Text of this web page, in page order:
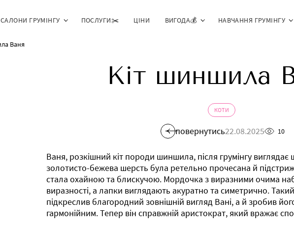
САЛОНИ ГРУМІНГУ ПОСЛУГИ✂️ ЦІНИ ВИГОДА💰 НАВЧАННЯ ГРУМІНГУ
Ваня
Кіт шиншила
КОТИ
повернутись22.08.2025 10
Ваня, розкішний кіт породи шиншила, після грумінгу
золотисто-бежева шерсть була ретельно прочесана й
стала охайною та блискучою. Мордочка з виразними очима
виразності, а лапки виглядають акуратно та симетрично.
підкреслив благородний зовнішній вигляд Вані, а й зробив
гармонійним. Тепер він справжній аристократ, який вражає